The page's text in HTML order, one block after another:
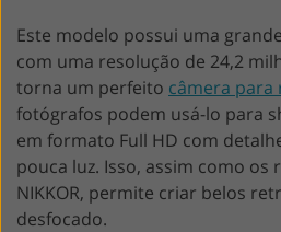
Este modelo possui uma
com uma resolução de 24,2
torna um perfeito câmera para
fotógrafos podem usá-lo para
em formato Full HD com
pouca luz. Isso, assim como os
NIKKOR, permite criar belos
desfocado.